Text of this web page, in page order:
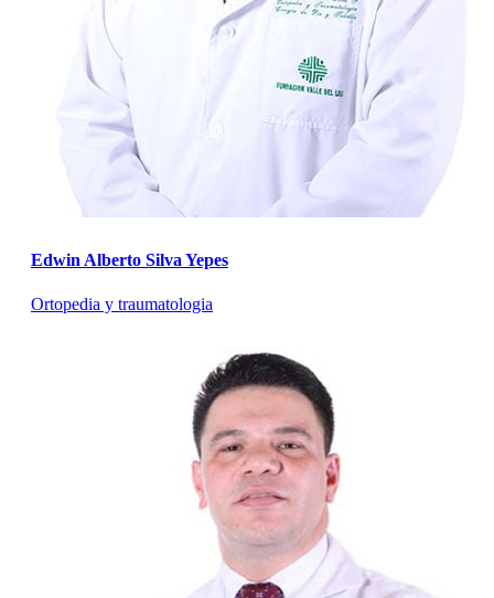
Edwin Alberto Silva Yepes
Ortopedia y traumatologia